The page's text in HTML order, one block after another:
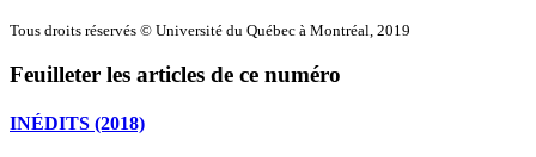
Tous droits réservés © Université du Québec à Montréal, 2019
Feuilleter les articles de ce numéro
INÉDITS (2018)